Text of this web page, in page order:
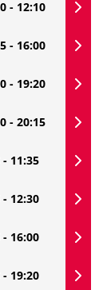
- 12:10
- 16:00
- 19:20
- 20:15
11:35
12:30
16:00
19:20